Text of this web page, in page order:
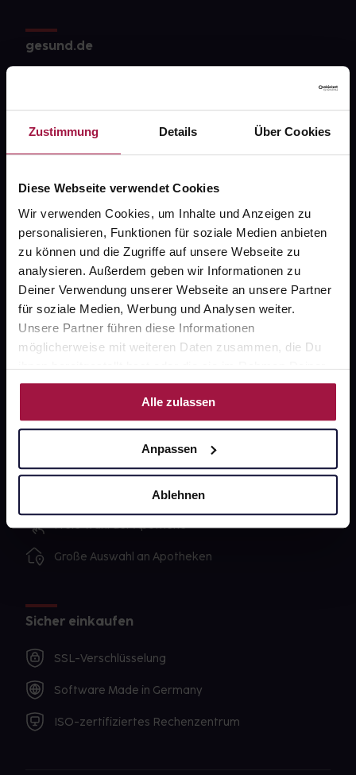
Zustimmung Details Über Cookies
Diese Webseite verwendet Cookies
Wir verwenden Cookies, um Inhalte und Anzeigen zu
personalisieren, Funktionen für soziale Medien anbieten
zu können und die Zugriffe auf unsere Webseite zu
analysieren. Außerdem geben wir Informationen zu
Deiner Verwendung unserer Webseite an unsere Partner
für soziale Medien, Werbung und Analysen weiter.
Unsere Partner führen diese Informationen
möglicherweise mit weiteren Daten zusammen, die Du
ihnen bereitgestellt hast oder die sie im Rahmen Deiner
Nutzung der Dienste gesammelt haben.
Alle zulassen
Anpassen
Ablehnen
gesund.de
Karriere
Newsletter
gesund-versorger.de
Sanitätshäuser
Datenschutz
AGB
Impressum
Ausgewählte Wunschprodukte sofort abholbereit
Lieferung für sofort verfügbare Artikel meist am
selben Tag möglich
Freie Wahl der Apotheke
Große Auswahl an Apotheken
Sicher einkaufen
SSL-Verschlüsselung
Software Made in Germany
ISO-zertifiziertes Rechenzentrum